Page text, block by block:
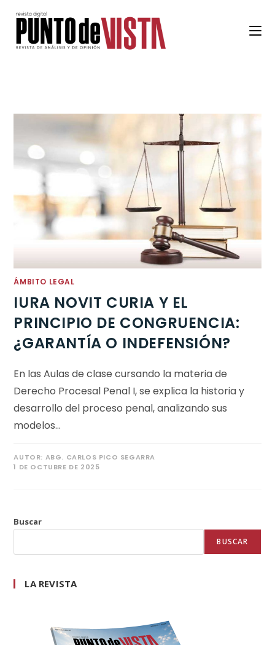
ÁMBITO LEGAL
IURA NOVIT CURIA Y EL
PRINCIPIO DE CONGRUENCIA:
¿GARANTÍA O INDEFENSIÓN?
En las Aulas de clase cursando la materia de
Derecho Procesal Penal I, se explica la historia y
desarrollo del proceso penal, analizando sus
modelos…
AUTOR: ABG. CARLOS PICO SEGARRA
1 DE OCTUBRE DE 2025
Buscar
BUSCAR
LA REVISTA